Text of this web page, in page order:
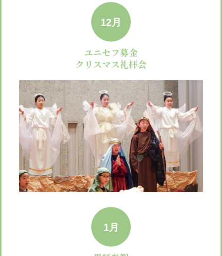
12月
ユニセフ募金
クリスマス礼拝会
1月